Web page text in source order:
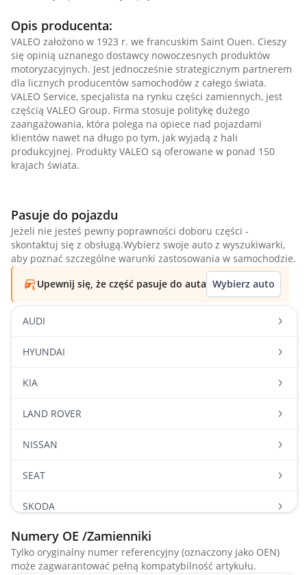
Opis producenta:
VALEO założono w 1923 r. we francuskim Saint Ouen. Cieszy
się opinią uznanego dostawcy nowoczesnych produktów
motoryzacyjnych. Jest jednocześnie strategicznym partnerem
dla licznych producentów samochodów z całego świata.
VALEO Service, specjalista na rynku części zamiennych, jest
częścią VALEO Group. Firma stosuje politykę dużego
zaangażowania, która polega na opiece nad pojazdami
klientów nawet na długo po tym, jak wyjadą z hali
produkcyjnej. Produkty VALEO są oferowane w ponad 150
krajach świata.
Pasuje do pojazdu
Jeżeli nie jesteś pewny poprawności doboru części -
skontaktuj się z obsługą.Wybierz swoje auto z wyszukiwarki,
aby poznać szczególne warunki zastosowania w samochodzie.
Upewnij się, że część pasuje do auta Wybierz auto
AUDI
HYUNDAI
KIA
LAND ROVER
NISSAN
SEAT
SKODA
TOYOTA
VOLKSWAGEN
Numery OE /Zamienniki
Tylko oryginalny numer referencyjny (oznaczony jako OEN)
może zagwarantować pełną kompatybilność artykułu.